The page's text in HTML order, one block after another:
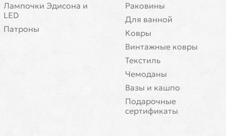
Лампочки Эдисона и
LED
Патроны
Раковины
Для ванной
Ковры
Винтажные ковры
Текстиль
Чемоданы
Вазы и кашпо
Подарочные
сертификаты